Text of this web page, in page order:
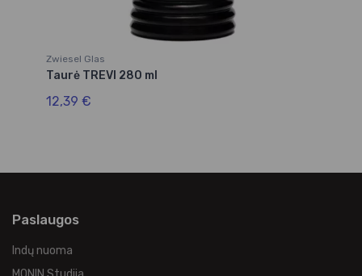
Zwiesel Glas
Taurė TREVI 280 ml
12,39 €
Paslaugos
Indų nuoma